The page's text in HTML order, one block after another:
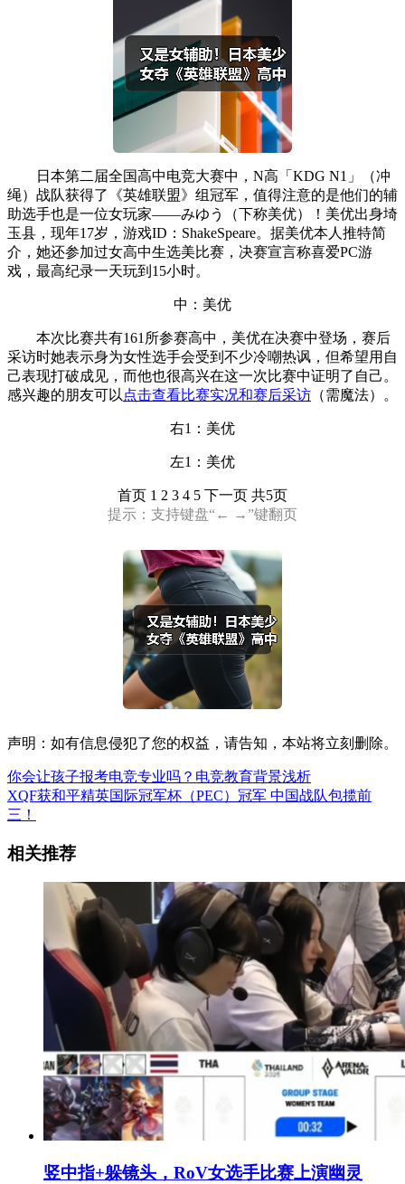
日本第二届全国高中电竞大赛中，N高「KDG N1」（冲
绳）战队获得了《英雄联盟》组冠军，值得注意的是他们的辅
助选手也是一位女玩家——みゆう（下称美优）！美优出身埼
玉县，现年17岁，游戏ID：ShakeSpeare。据美优本人推特简
介，她还参加过女高中生选美比赛，决赛宣言称喜爱PC游
戏，最高纪录一天玩到15小时。
中：美优
本次比赛共有161所参赛高中，美优在决赛中登场，赛后
采访时她表示身为女性选手会受到不少冷嘲热讽，但希望用自
己表现打破成见，而他也很高兴在这一次比赛中证明了自己。
感兴趣的朋友可以 点击查看比赛实况和赛后采访 （需魔法）。
右1：美优
左1：美优
首页 1 2 3 4 5 下一页 共5页
提示：支持键盘“← →”键翻页
声明：如有信息侵犯了您的权益，请告知，本站将立刻删除。
你会让孩子报考电竞专业吗？电竞教育背景浅析
XQF获和平精英国际冠军杯（PEC）冠军 中国战队包揽前
三！
相关推荐
竖中指+躲镜头，RoV女选手比赛上演幽灵